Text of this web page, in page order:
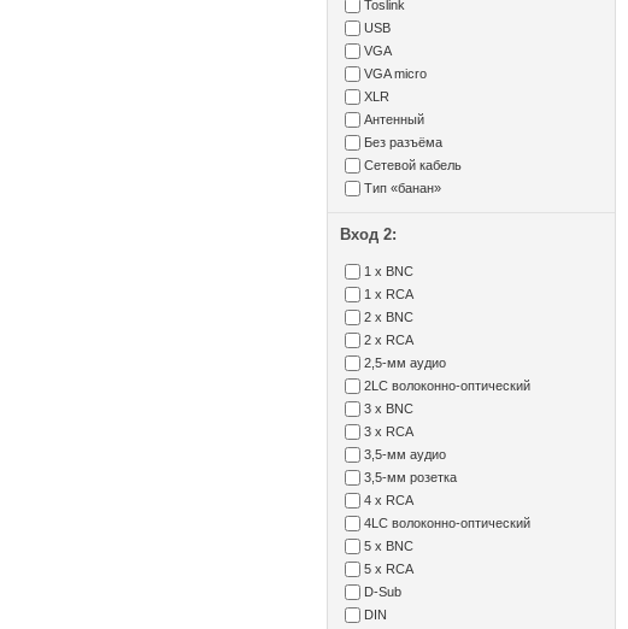
Toslink
USB
VGA
VGA micro
XLR
Антенный
Без разъёма
Сетевой кабель
Тип «банан»
Вход 2:
1 x BNC
1 x RCA
2 x BNC
2 x RCA
2,5-мм аудио
2LC волоконно-оптический
3 x BNC
3 x RCA
3,5-мм аудио
3,5-мм розетка
4 x RCA
4LC волоконно-оптический
5 x BNC
5 x RCA
D-Sub
DIN